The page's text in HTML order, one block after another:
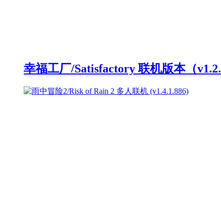
幸福工厂/Satisfactory 联机版本（